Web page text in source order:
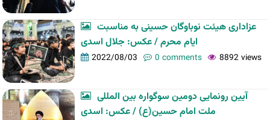
عزاداری هیئت نوباوگان حسینی به مناسبت
ایام محرم / عکس: جلال اسدی
2022/08/03 0 comments 8892 views
آیین رونمایی دومین سوگواره بین المللی
ملت امام حسین(ع) / عکس: اسدی